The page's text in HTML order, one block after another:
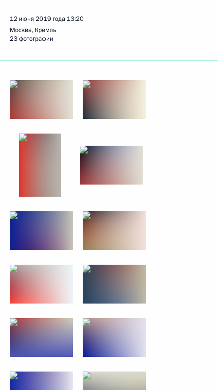
12 июня 2019 года 13:20
Москва, Кремль
23 фотографии